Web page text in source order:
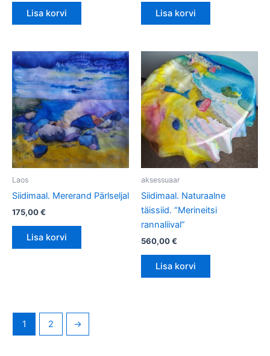
Lisa korvi Lisa korvi
Laos
Siidimaal. Mererand Pärlseljal
175,00€
Lisa korvi
aksessuaar
Siidimaal. Naturaalne
täissiid. “Merineitsi
rannaliival”
560,00€
Lisa korvi
1 2 →